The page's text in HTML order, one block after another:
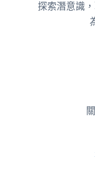
探索潛意識